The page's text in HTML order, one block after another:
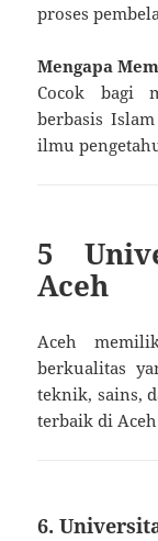
proses
Mengapa
Cocok bagi
berbasis
ilmu
5
Aceh
Aceh
berkualitas
teknik, sains,
terbaik di
6.